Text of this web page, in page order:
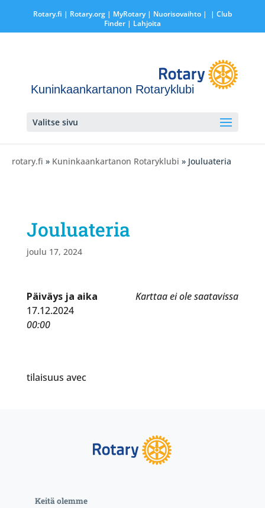
Rotary.fi | Rotary.org| MyRotary | Nuorisovaihto|
| Club
Finder| Lahjoita
Kuninkaankartanon Rotaryklubi
Valitse sivu
rotary.fi » Kuninkaankartanon Rotaryklubi » Jouluateria
Jouluateria
joulu 17, 2024
Karttaa ei ole saatavissa
Päiväys ja aika
17.12.2024
00:00
tilaisuus avec
Keitä olemme